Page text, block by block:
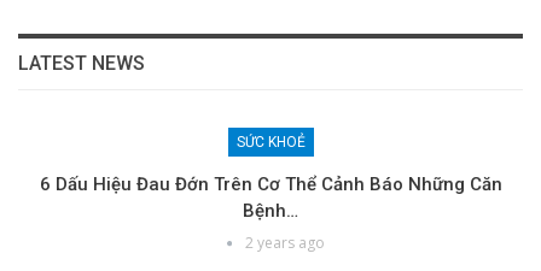
LATEST NEWS
SỨC KHOẺ
6 Dấu Hiệu Đau Đớn Trên Cơ Thể Cảnh Báo Những Căn
Bệnh…
2 years ago